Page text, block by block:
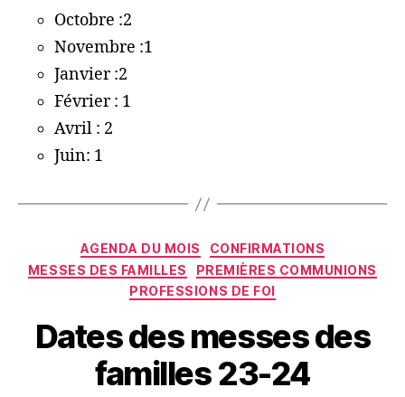
Octobre :2
Novembre :1
Janvier :2
Février : 1
Avril : 2
Juin: 1
Catégories
AGENDA DU MOIS
CONFIRMATIONS
MESSES DES FAMILLES
PREMIÈRES COMMUNIONS
PROFESSIONS DE FOI
Dates des messes des
familles 23-24